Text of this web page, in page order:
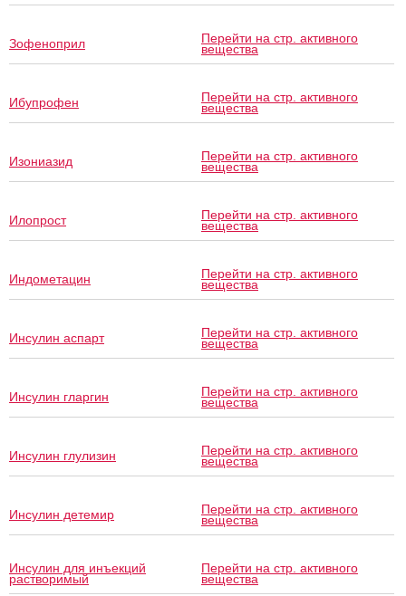
Зофеноприл Перейти на стр. активного
вещества
Ибупрофен Перейти на стр. активного
вещества
Изониазид Перейти на стр. активного
вещества
Илопрост Перейти на стр. активного
вещества
Индометацин Перейти на стр. активного
вещества
Инсулин аспарт Перейти на стр. активного
вещества
Инсулин гларгин Перейти на стр. активного
вещества
Инсулин глулизин Перейти на стр. активного
вещества
Инсулин детемир Перейти на стр. активного
вещества
Инсулин для инъекций
растворимый
Перейти на стр. активного
вещества